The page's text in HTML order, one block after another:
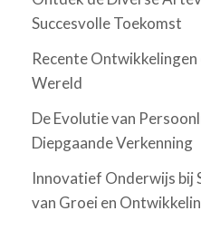
Succesvolle Toekomst
Recente
Wereld
De Evolutie van
Diepgaande Verkenning
Innovatief Onderwijs bij
van Groei en